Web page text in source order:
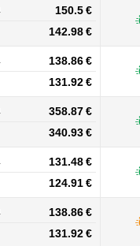
150.5 €
142.98 €
138.86 €
131.92 €
358.87 €
340.93 €
131.48 €
124.91 €
138.86 €
131.92 €